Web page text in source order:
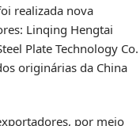
realizada nova
Linqing Hengtai
Plate Technology Co.
originárias da China
por meio